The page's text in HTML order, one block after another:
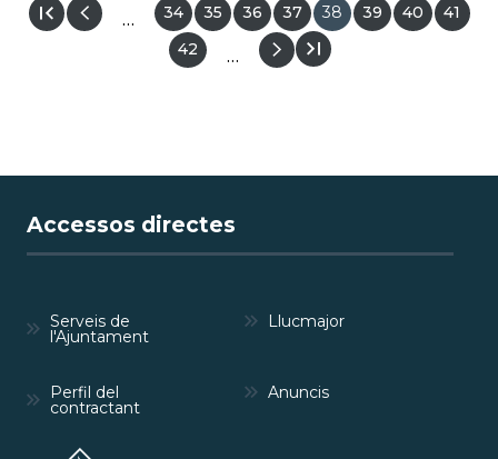
PAGINACIÓ
… Pàgina
34 Pàgina
35 Pàgina
36 Pàgina
37
Pàgina
actual
38 Pàgina
39 Pàgina
40 Pàgina
41
Pàgina
42 …
Accessos directes
Serveis de
l'Ajuntament
Llucmajor
Perfil del
contractant
Anuncis